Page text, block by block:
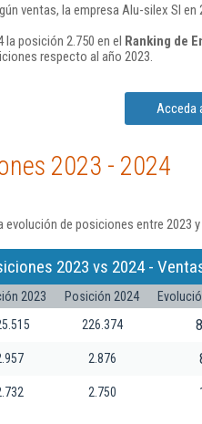
ventas, la empresa Alu-silex Sl
la posición 2.750 en el Ranking de
respecto al año 2023.
Acceda
2023 - 2024
de posiciones entre 2023
2023 vs 2024 -
2023 Posición 2024
226.374
2.876
2.750